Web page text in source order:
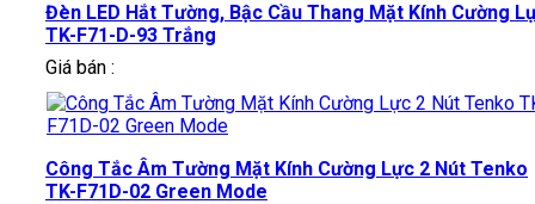
Đèn LED Hắt Tường, Bậc Cầu Thang Mặt Kính Cường
TK-F71-D-93 Trắng
Giá bán :
Công Tắc Âm Tường Mặt Kính Cường Lực 2 Nút Tenko
TK-F71D-02 Green Mode